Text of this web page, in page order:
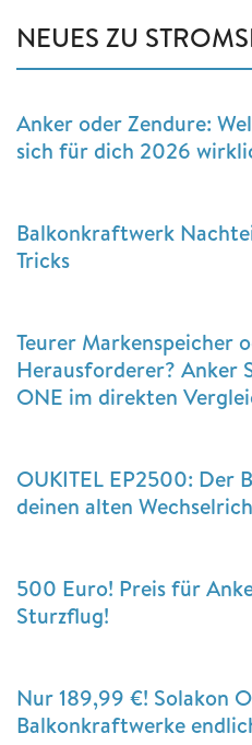
NEUES ZU
Anker oder Zendure:
sich für dich 2026
Balkonkraftwerk
Tricks
Teurer Markenspeicher
Herausforderer? Anker
ONE im direkten
OUKITEL EP2500: Der
deinen alten
500 Euro! Preis für
Sturzflug!
Nur 189,99 €! Solakon
Balkonkraftwerke